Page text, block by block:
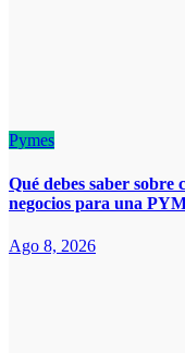
Pymes
Qué debes saber sobre
negocios para una
Ago 8, 2026